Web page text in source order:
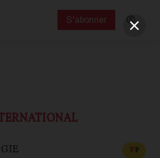
S'abonner
FP